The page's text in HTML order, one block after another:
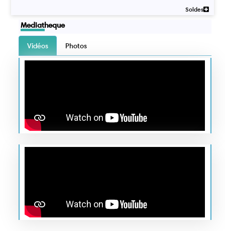
Soldes
Mediatheque
Vidéos Photos